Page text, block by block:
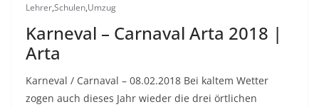
Lehrer,Schulen,Umzug
Karneval – Carnaval Arta 2018 |
Arta
Karneval / Carnaval – 08.02.2018 Bei kaltem Wetter
zogen auch dieses Jahr wieder die drei örtlichen